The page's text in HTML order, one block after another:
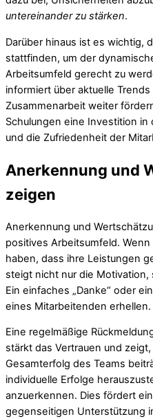
untereinander zu stärken.
Darüber hinaus ist es wichtig,
stattfinden, um der
Arbeitsumfeld gerecht zu
informiert über aktuelle
Zusammenarbeit weiter
Schulungen eine Investition
und die Zufriedenheit der
Anerkennung und
zeigen
Anerkennung und
positives Arbeitsumfeld.
haben, dass ihre Leistungen
steigt nicht nur die
Ein einfaches „Danke“ oder
eines Mitarbeitenden erhellen.
Eine regelmäßige
stärkt das Vertrauen und
Gesamterfolg des Teams
individuelle Erfolge
anzuerkennen. Dies fördert
gegenseitigen Unterstützung